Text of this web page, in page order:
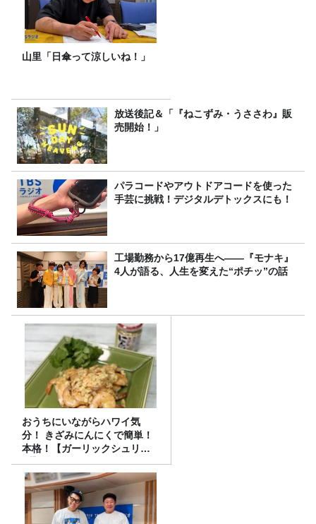
山里「日傘って涼しいね！」
放送後記＆「『ねこずみ・うささわ』販
売開始！」
パラコードやアウトドアコードを使った
手芸に挑戦！デジタルデトックスにも！
工場勤務から17億再生へ——『モナキ』
4人が語る、人生を変えた“ポチッ”の話
おうちにいながらハワイ気
分！ きざみにんにくで簡単！
本格！【ガーリックシュリン
プ】 桃屋のかんたんレシピ